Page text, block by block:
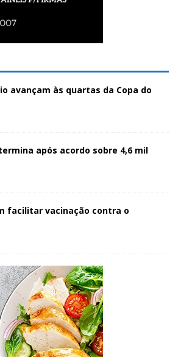
avançam às quartas da Copa do
após acordo sobre 4,6 mil
facilitar vacinação contra o